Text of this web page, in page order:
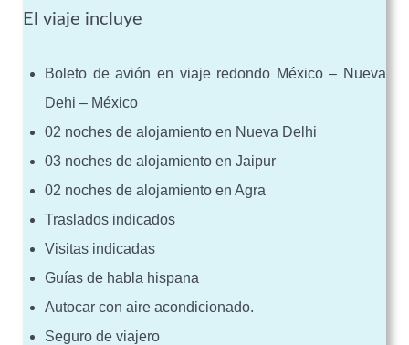
El viaje incluye
Boleto de avión en viaje redondo México – Nueva
Dehi – México
02 noches de alojamiento en Nueva Delhi
03 noches de alojamiento en Jaipur
02 noches de alojamiento en Agra
Traslados indicados
Visitas indicadas
Guías de habla hispana
Autocar con aire acondicionado.
Seguro de viajero